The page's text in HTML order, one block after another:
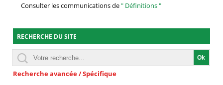
Consulter les communications de" Définitions "
RECHERCHE DU SITE
Recherche avancée / Spécifique